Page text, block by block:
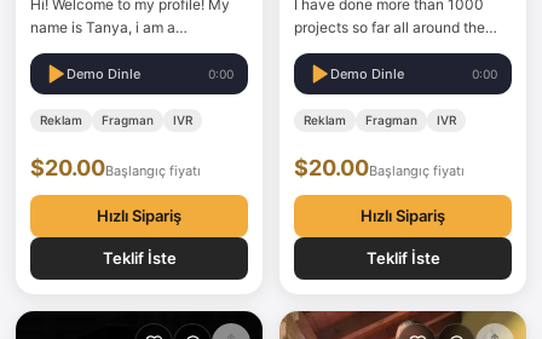
Hi! Welcome to my profile! My
name is Tanya, i am a
professional voice over actress.
I can do a voice over in
Ukrainian, Russian and English
(Slavic accent). My voice can
cartoonish, sad, official,
flirtatious... My…
Demo Dinle 0:00
Reklam Fragman IVR
$20.00Başlangıç fiyatı
Hızlı Sipariş
Teklif İste
I have done more than 1000
projects so far all around the
world and doing this
professionally. love to provide
the best customer service with
a top-quality voiceover.
Demo Dinle 0:00
Reklam Fragman IVR
$20.00Başlangıç fiyatı
Hızlı Sipariş
Teklif İste